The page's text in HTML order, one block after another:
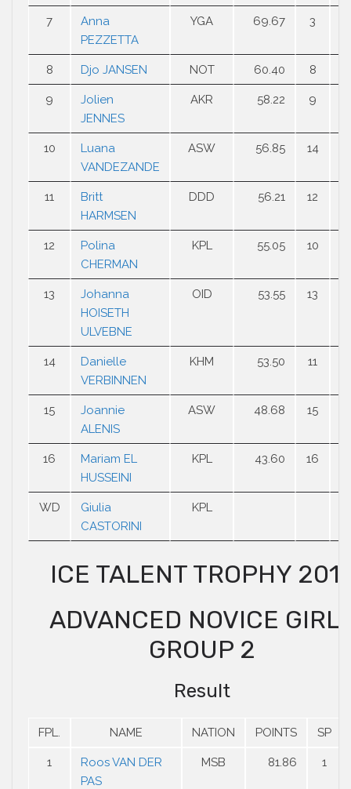
7
Anna
PEZZETTA
YGA 69.67 3
8 Djo JANSEN NOT 60.40 8
9
Jolien
JENNES
AKR 58.22 9
10
Luana
VANDEZANDE
ASW 56.85 14
11
Britt
HARMSEN
DDD 56.21 12
12
Polina
CHERMAN
KPL 55.05 10
13
Johanna
HOISETH
ULVEBNE
OID 53.55 13
14
Danielle
VERBINNEN
KHM 53.50 11
15
Joannie
ALENIS
ASW 48.68 15
16
Mariam EL
HUSSEINI
KPL 43.60 16
WD
Giulia
CASTORINI
KPL
ICE TALENT TROPHY
ADVANCED NOVICE
GROUP 2
Result
FPL. NAME NATION POINTS SP
1
Roos VAN DER
PAS
MSB 81.86 1